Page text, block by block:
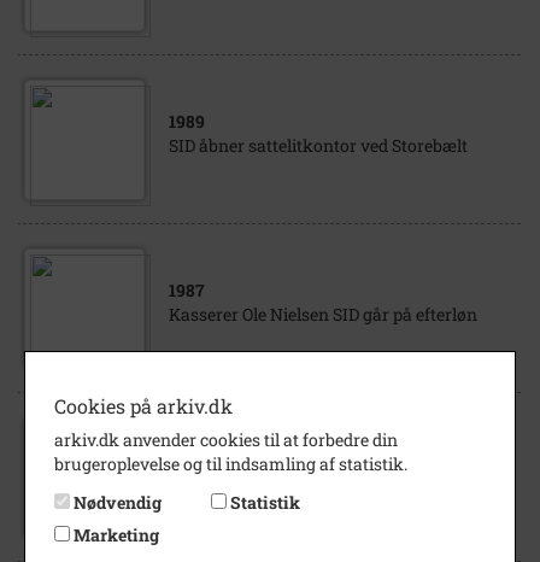
1989
SID åbner sattelitkontor ved Storebælt
1987
Kasserer Ole Nielsen SID går på efterløn
1980- 1984
Portrætter af bestyrelsesmedlemmer og
kontorpersonale hos SiD Tårnborgvej 34
Cookies på arkiv.dk
arkiv.dk anvender cookies til at forbedre din
brugeroplevelse og til indsamling af statistik.
Nødvendig
Statistik
Marketing